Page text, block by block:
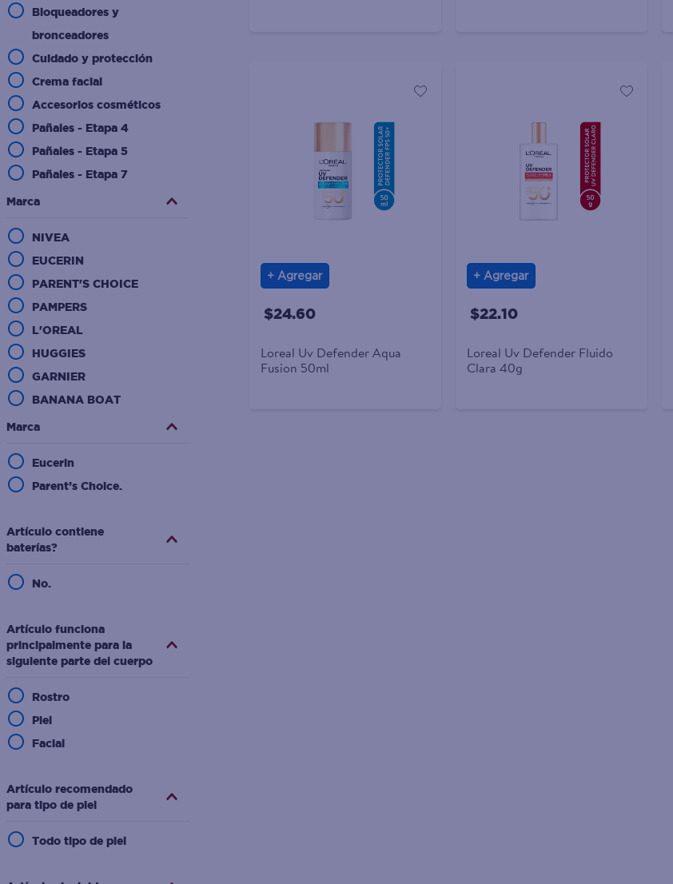
Bloqueadores y
bronceadores
Cuidado y protección
Crema facial
Accesorios cosméticos
Pañales - Etapa 4
Pañales - Etapa 5
Pañales - Etapa 7
Pañales Recién Nacido y
Pañales - Etapa 6
Ulceras gastricas
Mostrar 3 más
Marca
NIVEA
EUCERIN
PARENT'S CHOICE
PAMPERS
L'OREAL
HUGGIES
GARNIER
BANANA BOAT
BEAUTIK LONDON
Marca
Eucerin
Parent’s Choice.
Artículo contiene
baterías?
No.
Artículo funciona
principalmente para la
siguiente parte del cuerpo
Rostro
Piel
Facial
Artículo recomendado
para tipo de piel
Todo tipo de piel
Agregar
$24.60
Loreal Uv Defender Aqua
Fusion 50ml
Agregar
$22.10
Loreal Uv Defender Fluido
Clara 40g